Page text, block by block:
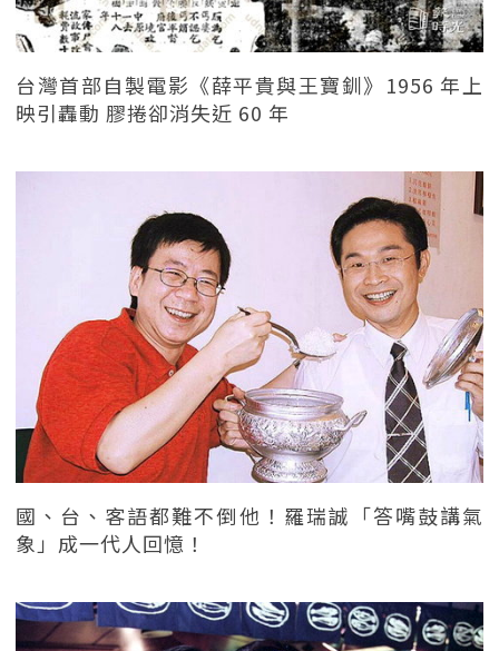
台灣首部自製電影《薛平貴與王寶釧》1956 年上
映引轟動 膠捲卻消失近 60 年
國、台、客語都難不倒他！羅瑞誠「答嘴鼓講氣
象」成一代人回憶！